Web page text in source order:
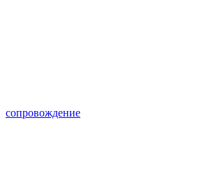
сопровождение